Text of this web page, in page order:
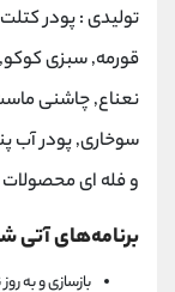
تولیدی : پودر
قورمه, سبزی
نعناع, چاشنی
سوخاری, پودر آب
و فله ای
برنامه‌های آتی
بازسازی و به